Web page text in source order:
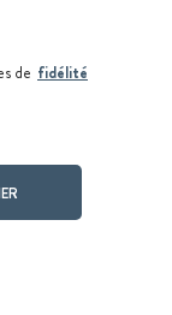
de fidélité